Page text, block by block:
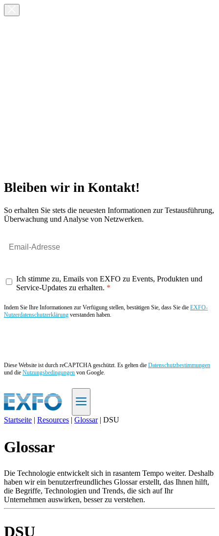
Bleiben wir in Kontakt!
So erhalten Sie stets die neuesten Informationen zur Testausführung,
Überwachung und Analyse von Netzwerken.
Ich stimme zu, Emails von EXFO zu Events, Produkten und
Service-Updates zu erhalten.
Indem Sie Ihre Informationen zur Verfügung stellen, bestätigen Sie, dass Sie die EXFO-
Nutzerdatenschutzerklärung verstanden haben.
Diese Website ist durch reCAPTCHA geschützt. Es gelten die Datenschutzbestimmungen
und die Nutzungsbedingungen von Google.
Produkte
Support
Services
Kaufen
Ressourcen
Register Anmeldung
Startseite | Resources | Glossar | DSU
Glossar
Die Technologie entwickelt sich in rasantem Tempo weiter. Deshalb
haben wir ein benutzerfreundliches Glossar erstellt, das Ihnen hilft,
die Begriffe, Technologien und Trends, die sich auf Ihr
Unternehmen auswirken, besser zu verstehen.
DSU